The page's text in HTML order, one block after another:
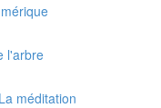
l'arbre
méditation